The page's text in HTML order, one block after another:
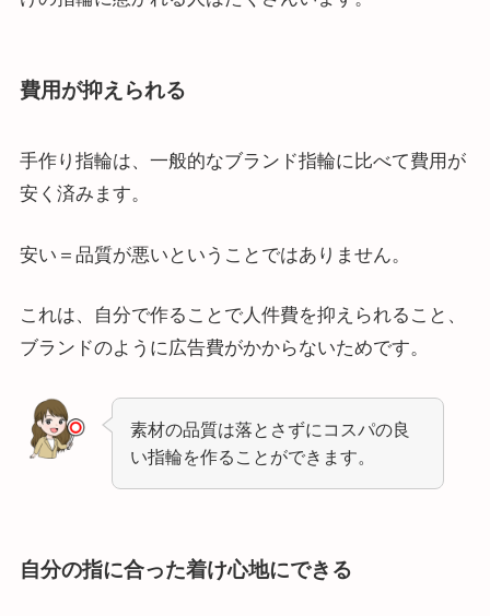
費用が抑えられる
手作り指輪は、一般的なブランド指輪に比べて費用が
安く済みます。
安い＝品質が悪いということではありません。
これは、自分で作ることで人件費を抑えられること、
ブランドのように広告費がかからないためです。
素材の品質は落とさずにコスパの良
い指輪を作ることができます。
自分の指に合った着け心地にできる